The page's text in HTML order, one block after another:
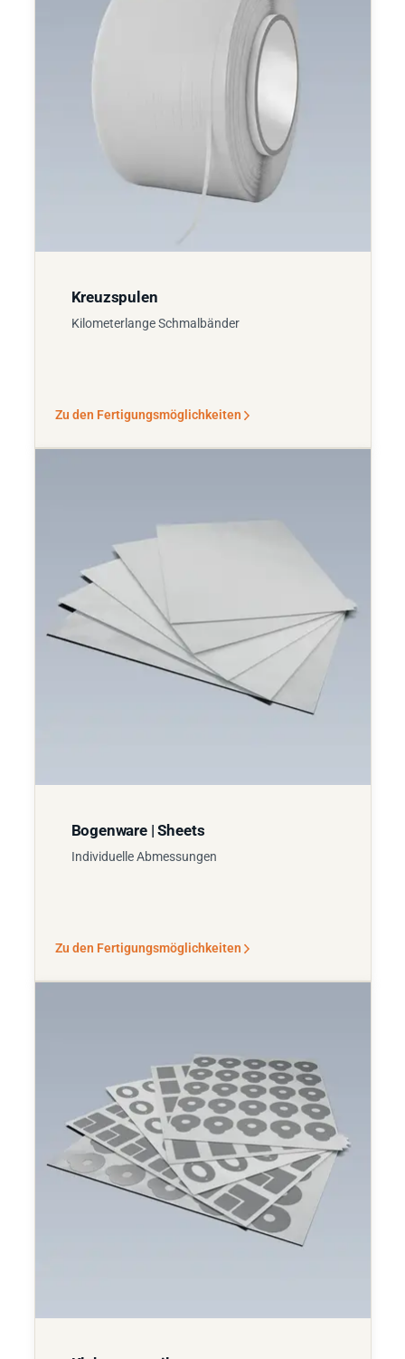
Kreuzspulen
Kilometerlange Schmalbänder
Zu den Fertigungsmöglichkeiten
Bogenware | Sheets
Individuelle Abmessungen
Zu den Fertigungsmöglichkeiten